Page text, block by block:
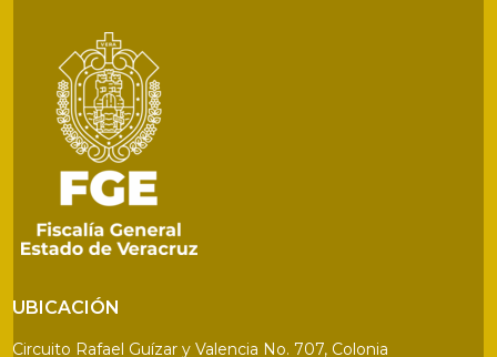
UBICACIÓN
Circuito Rafael Guízar y Valencia No. 707, Colonia